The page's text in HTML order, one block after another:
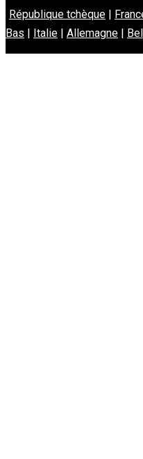
République tchèque |
Bas | Italie | Allemagne |